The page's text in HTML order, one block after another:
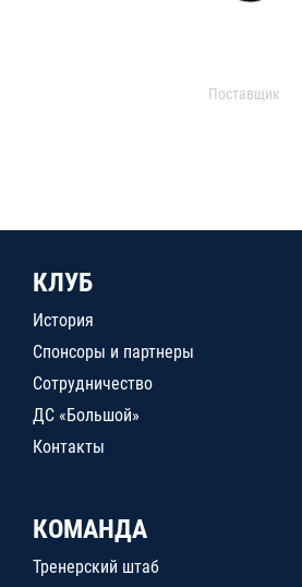
Поставщик
КЛУБ
История
Спонсоры и партнеры
Сотрудничество
ДС «Большой»
Контакты
КОМАНДА
Тренерский штаб